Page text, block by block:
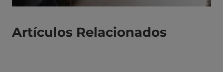
Artículos Relacionados